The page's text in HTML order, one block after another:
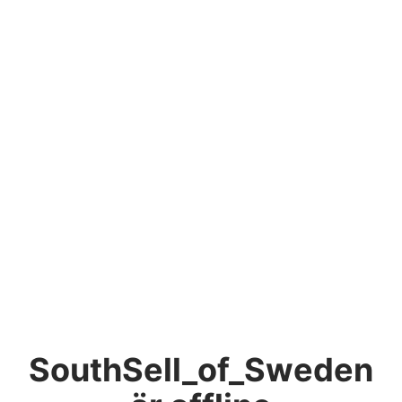
SouthSell_of_Sweden